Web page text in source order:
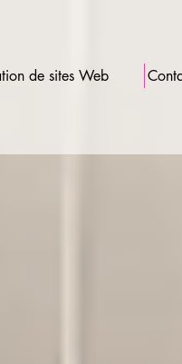
de sites Web